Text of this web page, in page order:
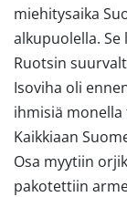
miehitysaika
alkupuolella.
Ruotsin
Isoviha oli
ihmisiä monella
Kaikkiaan
Osa myytiin
pakotettiin